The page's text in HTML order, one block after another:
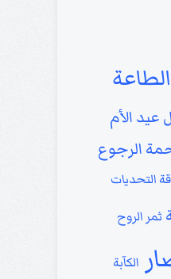
الطاعة
عيد الأم
الرجوع
التحديات
ثمر الروح
الكآبة